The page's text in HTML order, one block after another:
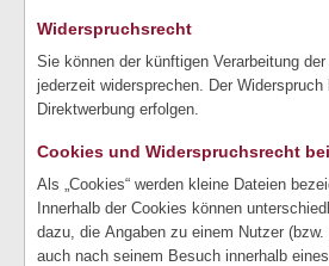
Widerspruchsrecht
Sie können der künftigen Verarbeitung
jederzeit widersprechen. Der
Direktwerbung erfolgen.
Cookies und Widerspruchsrecht
Als „Cookies“ werden kleine Dateien
Innerhalb der Cookies können
dazu, die Angaben zu einem Nutzer
auch nach seinem Besuch innerhalb